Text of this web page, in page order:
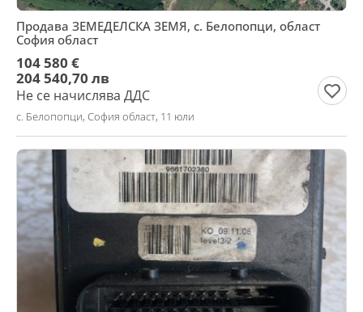
Продава ЗЕМЕДЕЛСКА ЗЕМЯ, с. Белопопци, област
София област
104 580 €
204 540,70 лв
Не се начислява ДДС
с. Белопопци, София област, 11 юли